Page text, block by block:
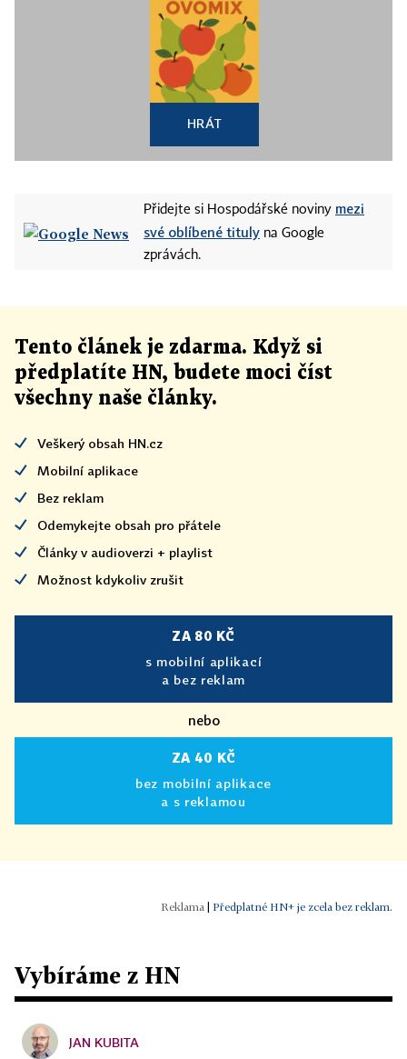
HRÁT
Přidejte si Hospodářské noviny mezi
své oblíbené tituly na Google
zprávách.
Tento článek je zdarma. Když si
předplatíte HN, budete moci číst
všechny naše články.
Veškerý obsah HN.cz
Mobilní aplikace
Bez reklam
Odemykejte obsah pro přátele
Články v audioverzi + playlist
Možnost kdykoliv zrušit
ZA 80 KČ
s mobilní aplikací
a bez reklam
nebo
ZA 40 KČ
bez mobilní aplikace
a s reklamou
Předplatné HN+ je zcela bez reklam.
Vybíráme z HN
JAN KUBITA